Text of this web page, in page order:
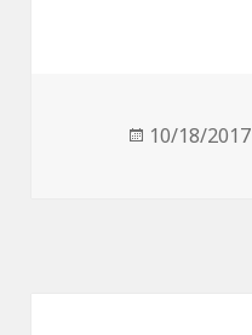
Publié
10/18/2017